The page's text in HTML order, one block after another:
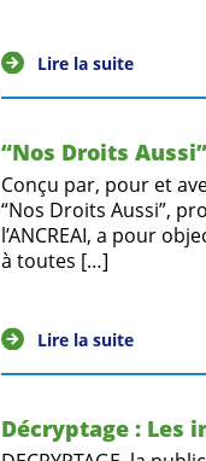
Lire la suite
“Nos Droits
Conçu par, pour et
“Nos Droits Aussi”,
l’ANCREAI, a pour
à toutes […]
Lire la suite
Décryptage : Les